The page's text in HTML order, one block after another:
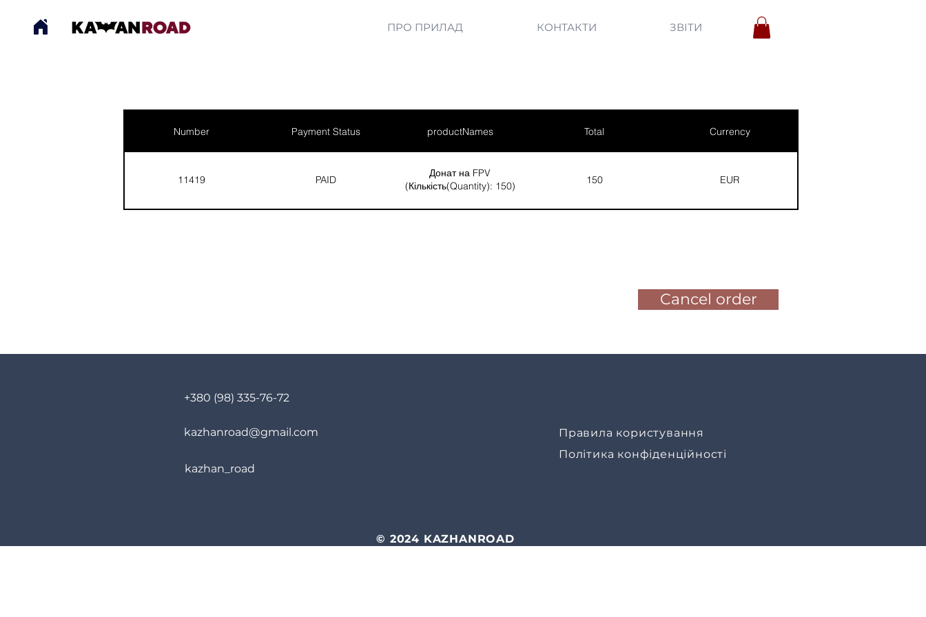
ПРО ПРИЛАД КОНТАКТИ ЗВІТИ
Number Payment Status productNames Total Currency
11419 PAID
Донат на FPV
(Кількість(Quantity): 150)
150 EUR
Cancel order
+380 (98) 335-76-72
kazhanroad@gmail.com
kazhan_road
Правила користування
Політика конфіденційності
© 2024 KAZHANROAD